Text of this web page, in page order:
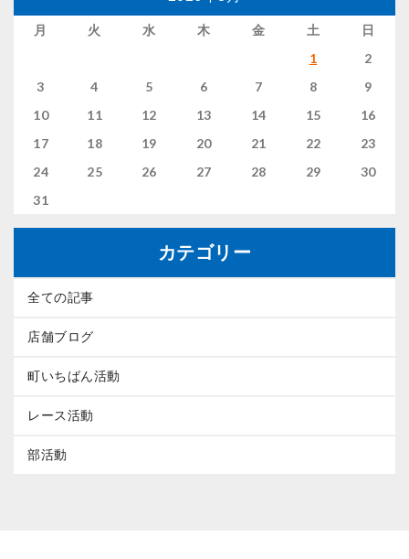
月 火 水 木 金 土
日
1
2
3
4 5 6 7 8
9
10
11 12 13 14 15
16
17
18 19 20 21 22
23
24
25 26 27 28 29
30
31
カテゴリー
全ての記事
店舗ブログ
町いちばん活動
レース活動
部活動